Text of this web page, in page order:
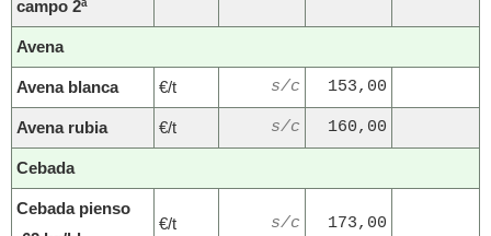
campo 2ª
Avena
Avena blanca €/t s/c 153,00
Avena rubia €/t s/c 160,00
Cebada
Cebada pienso
€/t s/c 173,00